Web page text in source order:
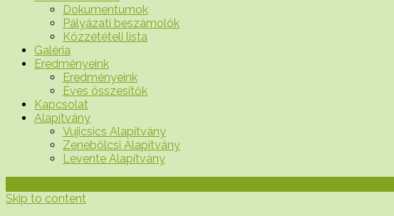
Dokumentumok
Pályázati beszámolók
Közzétételi lista
Galéria
Eredményeink
Eredményeink
Éves összesítők
Kapcsolat
Alapítvány
Vujicsics Alapítvány
Zenebölcsi Alapítvány
Levente Alapítvány
Skip to content